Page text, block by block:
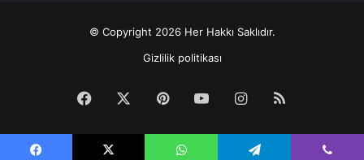
© Copyright 2026 Her Hakkı Saklıdır.
Gizlilik politikası
Facebook PinterestYouTubeInstagram